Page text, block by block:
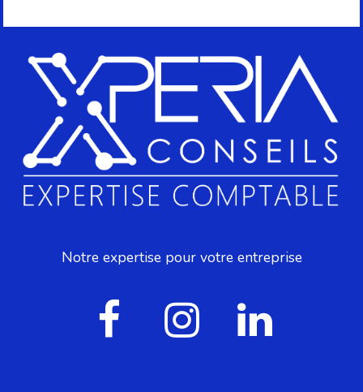
Notre expertise pour votre entreprise